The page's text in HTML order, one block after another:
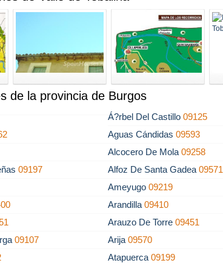
de la provincia de Burgos
Á?rbel Del Castillo09125
Aguas Cándidas09593
Alcocero De Mola09258
09197 Alfoz De Santa Gadea09571
Ameyugo09219
Arandilla09410
Arauzo De Torre09451
09107 Arija09570
Atapuerca09199